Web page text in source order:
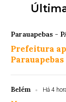
Parauapebas -
Prefeitura
Belém Há 4